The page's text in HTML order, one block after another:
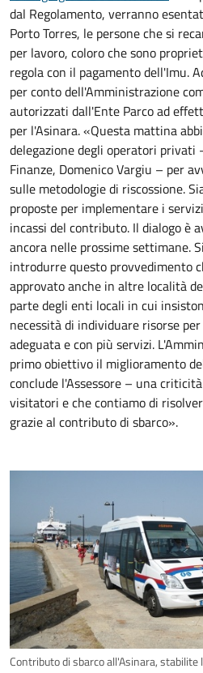
dal Regolamento, verranno
Porto Torres, le persone che si
per lavoro, coloro che sono
regola con il pagamento dell'Imu.
per conto dell'Amministrazione
autorizzati dall'Ente Parco ad
per l'Asinara. «Questa mattina
delegazione degli operatori privati
Finanze, Domenico Vargiu – per
sulle metodologie di riscossione.
proposte per implementare i
incassi del contributo. Il dialogo è
ancora nelle prossime settimane.
introdurre questo provvedimento
approvato anche in altre località
parte degli enti locali in cui
necessità di individuare risorse
adeguata e con più servizi.
primo obiettivo il miglioramento
conclude l'Assessore – una
visitatori e che contiamo di
grazie al contributo di sbarco».
Contributo di sbarco all'Asinara,